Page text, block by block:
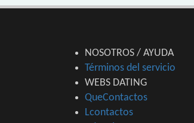
NOSOTROS / AYUDA
Términos del servicio
WEBS DATING
QueContactos
Lcontactos